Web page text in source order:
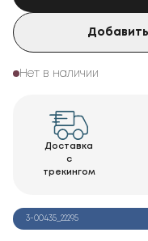
Добавить
Нет в наличии
Доставка
с
трекингом
3-00435_22295